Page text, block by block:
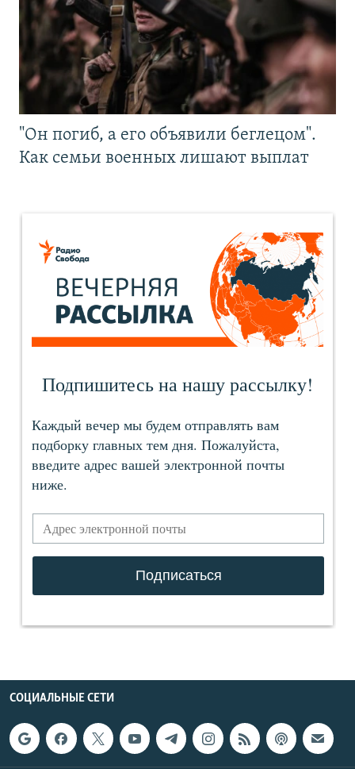
"Он погиб, а его объявили беглецом".
Как семьи военных лишают выплат
СОЦИАЛЬНЫЕ СЕТИ